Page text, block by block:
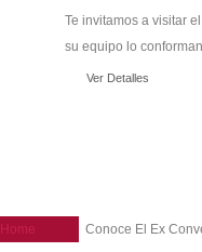
Te invitamos a visitar
su equipo lo
Ver Detalles
Home Conoce El Ex